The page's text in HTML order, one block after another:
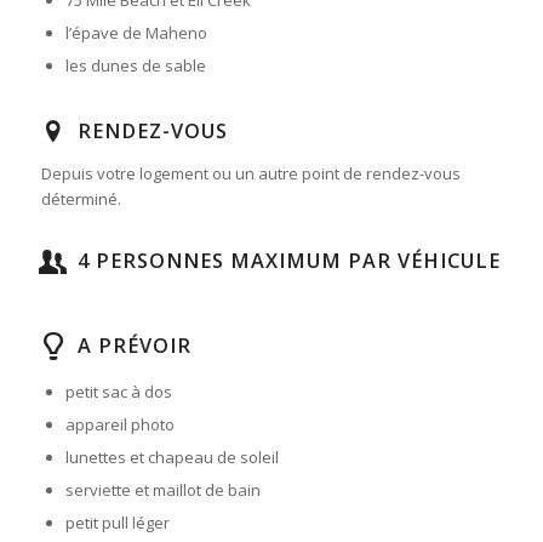
l’épave de Maheno
les dunes de sable
RENDEZ-VOUS
Depuis votre logement ou un autre point de rendez-vous
déterminé.
4 PERSONNES MAXIMUM PAR VÉHICULE
A PRÉVOIR
petit sac à dos
appareil photo
lunettes et chapeau de soleil
serviette et maillot de bain
petit pull léger